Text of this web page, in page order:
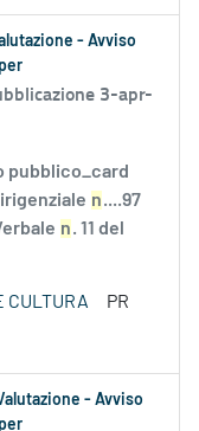
- Avviso
3-apr-
pubblico_card
n....97
n. 11 del
CULTURA
PR
- Avviso